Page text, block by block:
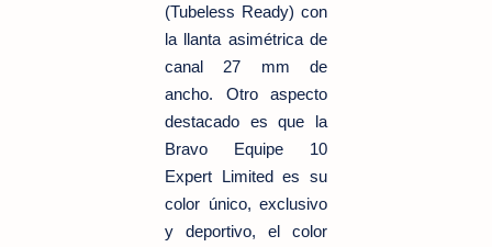
(Tubeless Ready) con
la llanta asimétrica de
canal 27 mm de
ancho. Otro aspecto
destacado es que la
Bravo Equipe 10
Expert Limited es su
color único, exclusivo
y deportivo, el color